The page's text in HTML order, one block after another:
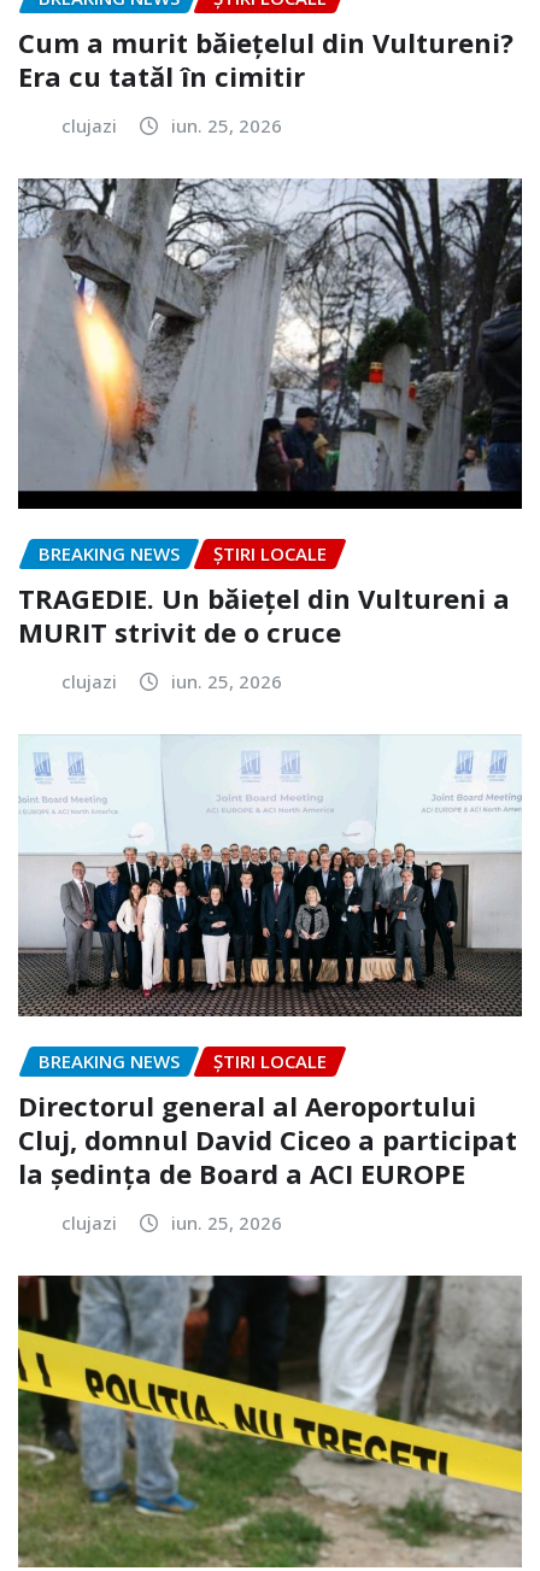
Cum a murit băiețelul din Vultureni?
Era cu tatăl în cimitir
clujazi iun. 25, 2026
BREAKING NEWS ȘTIRI LOCALE
TRAGEDIE. Un băiețel din Vultureni a
MURIT strivit de o cruce
clujazi iun. 25, 2026
BREAKING NEWS ȘTIRI LOCALE
Directorul general al Aeroportului
Cluj, domnul David Ciceo a participat
la ședința de Board a ACI EUROPE
clujazi iun. 25, 2026